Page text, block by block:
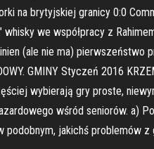
na brytyjskiej granicy 0:0
whisky we współpracy z
(ale nie ma) pierwszeństwo
GMINY Styczeń 2016
wybierają gry proste,
wśród seniorów. a)
podobnym, jakichś problemów z